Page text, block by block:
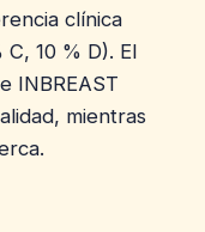
clínica
10 % D). El
INBREAST
mientras